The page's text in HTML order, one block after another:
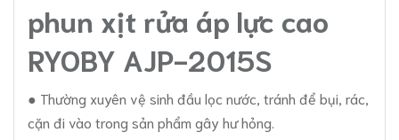
phun xịt rửa áp lực cao
RYOBY AJP-2015S
● Thường xuyên vệ sinh đầu lọc nước, tránh để bụi, rác,
cặn đi vào trong sản phẩm gây hư hỏng.